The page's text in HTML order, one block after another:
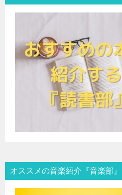
オススメの音楽紹介『音楽部』